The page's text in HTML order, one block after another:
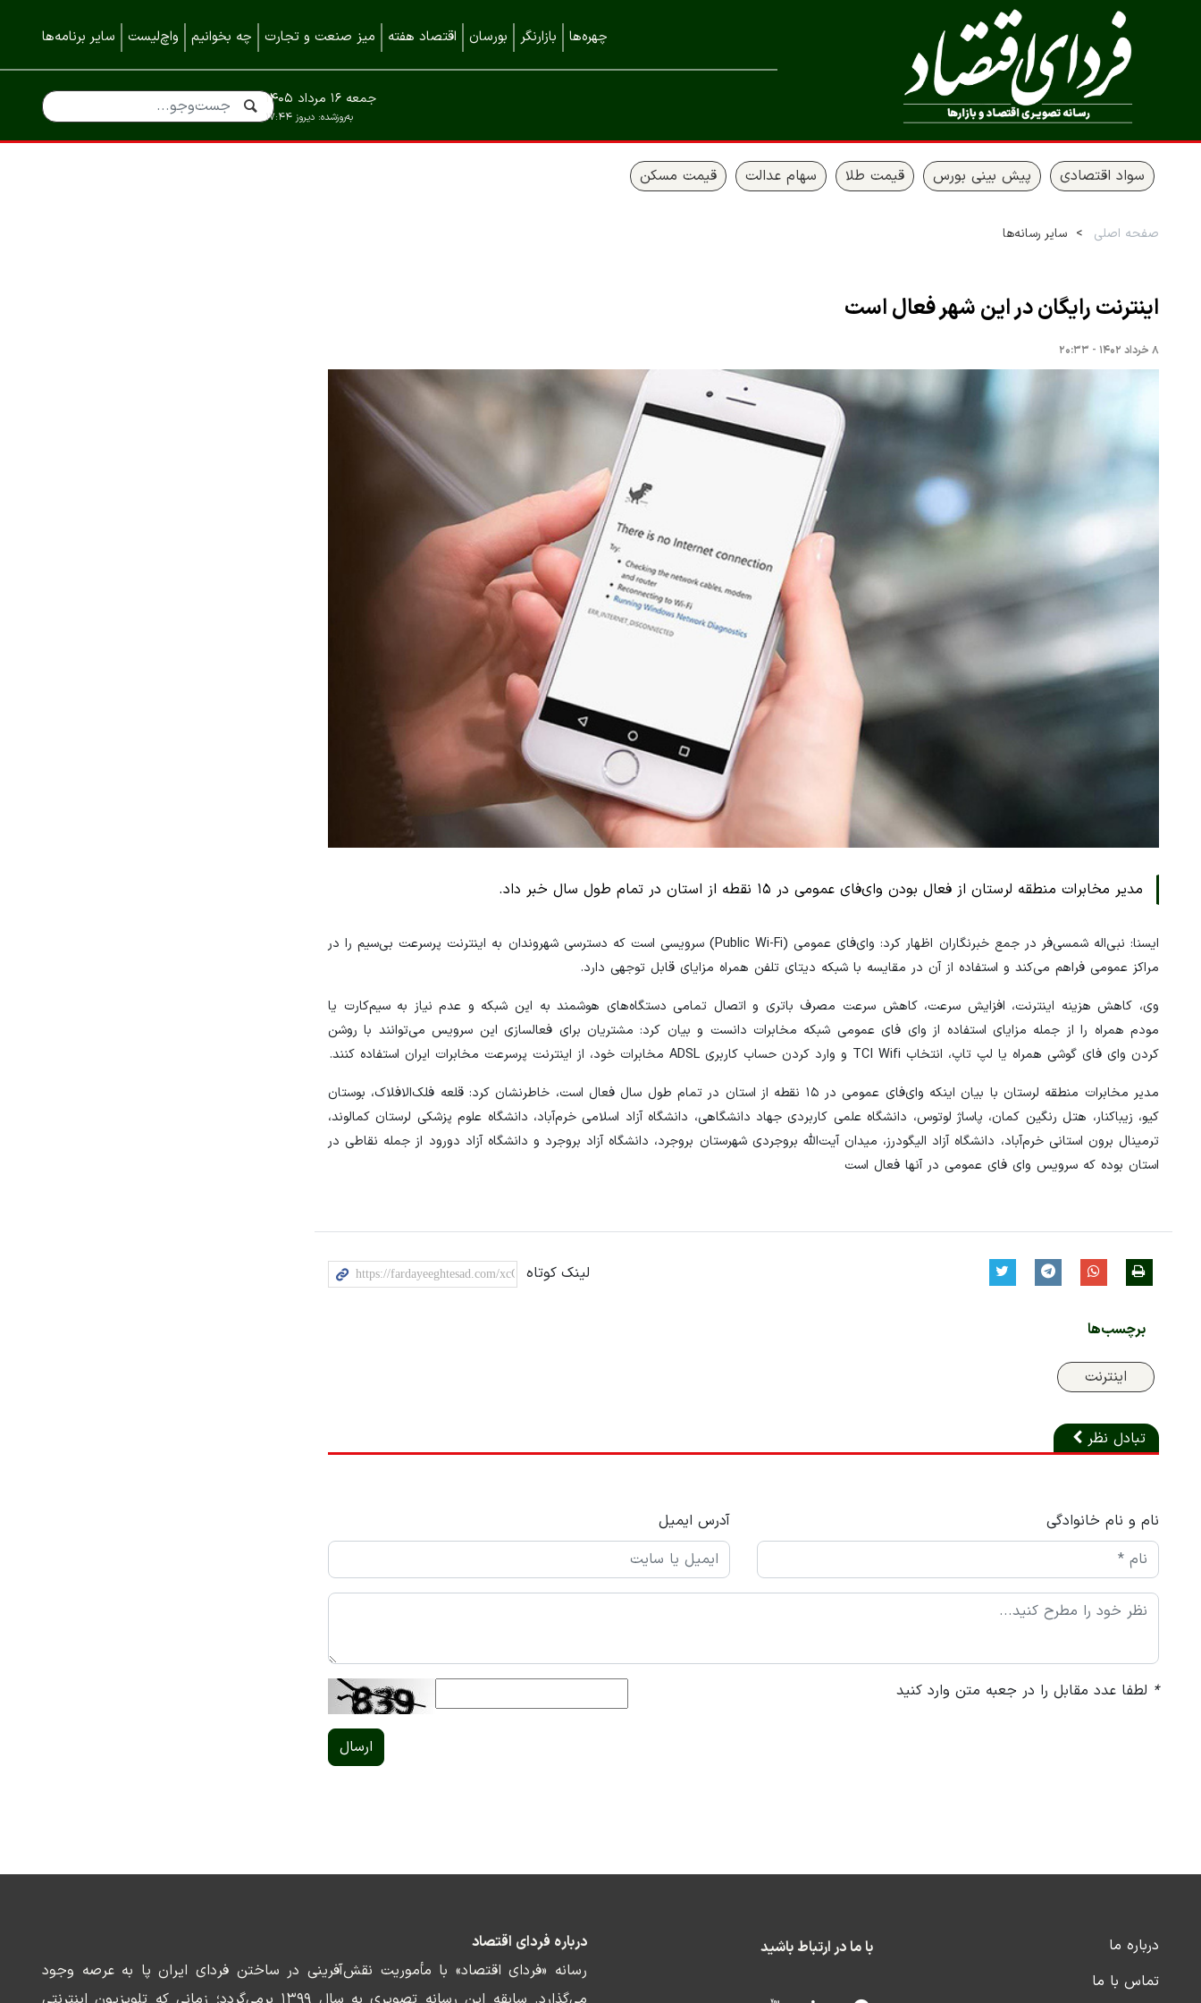
چهره‌ها بازارنگر بورسان اقتصاد هفته میز صنعت و تجارت چه بخوانیم واچ‌لیست سایر برنامه‌ها
به‌روزشده: دیروز ۱۷:۴۴
جمعه ۱۶ مرداد ۱۴۰۵
سواد اقتصادی پیش بینی بورس قیمت طلا سهام عدالت قیمت مسکن
صفحه اصلی سایر رسانه‌ها
اینترنت رایگان در این شهر فعال است
۸ خرداد ۱۴۰۲ - ۲۰:۳۳
مدیر مخابرات منطقه لرستان از فعال بودن وای‌فای عمومی در ۱۵ نقطه از استان در تمام طول سال خبر داد.
ایسنا: نبی‌اله شمسی‌فر در جمع خبرنگاران اظهار کرد: وای‌فای عمومی (Public Wi-Fi) سرویسی است که دسترسی شهروندان به اینترنت پرسرعت بی‌سیم را در
مراکز عمومی فراهم می‌کند و استفاده از آن در مقایسه با شبکه دیتای تلفن همراه مزایای قابل توجهی دارد.
وی، کاهش هزینه اینترنت، افزایش سرعت، کاهش سرعت مصرف باتری و اتصال تمامی دستگاه‌های هوشمند به این شبکه و عدم نیاز به سیم‌کارت یا
مودم همراه را از جمله مزایای استفاده از وای فای عمومی شبکه مخابرات دانست و بیان کرد: مشتریان برای فعالسازی این سرویس می‌توانند با روشن
کردن وای فای گوشی همراه یا لپ تاپ، انتخاب TCI Wifi و وارد کردن حساب کاربری ADSL مخابرات خود، از اینترنت پرسرعت مخابرات ایران استفاده کنند.
مدیر مخابرات منطقه لرستان با بیان اینکه وای‌فای عمومی در ۱۵ نقطه از استان در تمام طول سال فعال است، خاطرنشان کرد: قلعه فلک‌الافلاک، بوستان
کیو، زیباکنار، هتل رنگین کمان، پاساژ لوتوس، دانشگاه علمی کاربردی جهاد دانشگاهی، دانشگاه آزاد اسلامی خرم‌آباد، دانشگاه علوم پزشکی لرستان کمالوند،
ترمینال برون استانی خرم‌آباد، دانشگاه آزاد الیگودرز، میدان آیت‌الله بروجردی شهرستان بروجرد، دانشگاه آزاد بروجرد و دانشگاه آزاد دورود از جمله نقاطی در
استان بوده که سرویس وای فای عمومی در آنها فعال است
لینک کوتاه
برچسب‌ها
اینترنت
تبادل نظر
نام و نام خانوادگی آدرس ایمیل
* لطفا عدد مقابل را در جعبه متن وارد کنید
ارسال
درباره ما
تماس با ما
با ما در ارتباط باشید
درباره فردای اقتصاد
رسانه «فردای اقتصاد» با مأموریت نقش‌آفرینی در ساختن فردای ایران پا به عرصه وجود